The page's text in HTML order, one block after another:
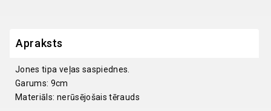
Apraksts
Jones tipa veļas saspiednes.
Garums: 9cm
Materiāls: nerūsējošais tērauds